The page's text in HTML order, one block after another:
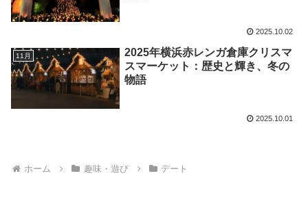
2025.10.02
11月
2025年横浜赤レンガ倉庫クリスマ
スマーケット：歴史と輝き、冬の
物語
2025.10.01
ホーム 趣味・遊び デート